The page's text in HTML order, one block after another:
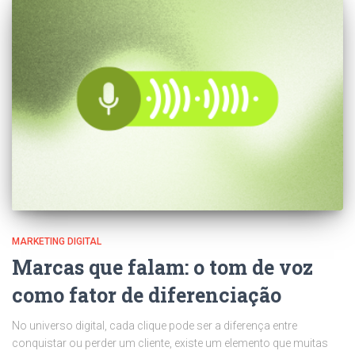
MARKETING DIGITAL
Marcas que falam: o tom de voz
como fator de diferenciação
No universo digital, cada clique pode ser a diferença entre
conquistar ou perder um cliente, existe um elemento que muitas